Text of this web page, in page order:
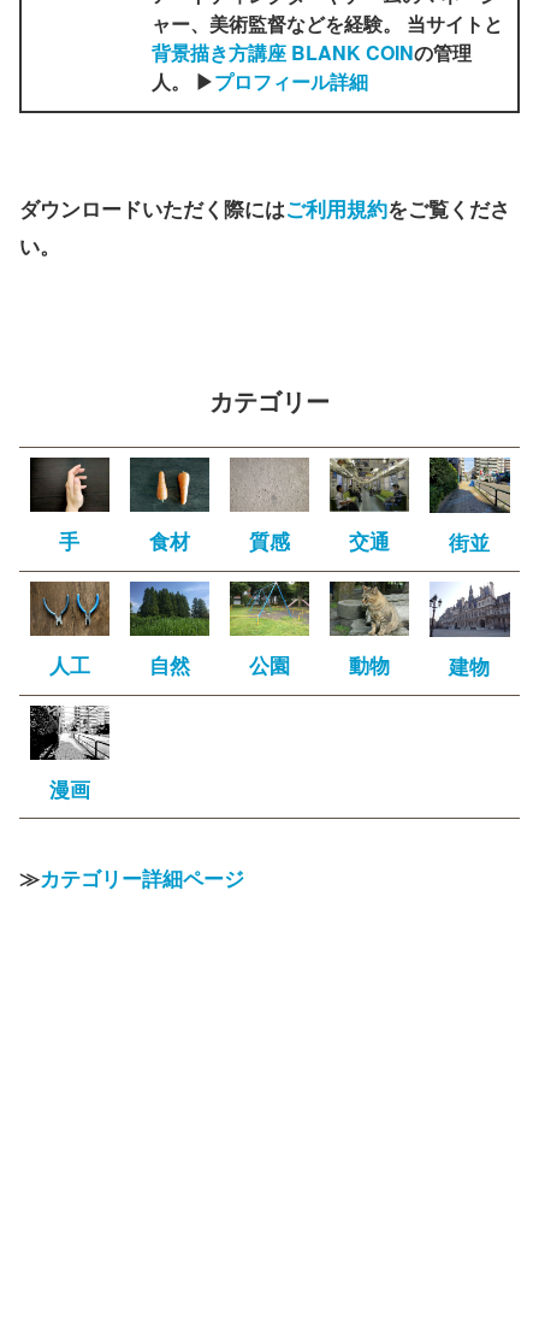
ャー、美術監督などを経験。 当サイトと
背景描き方講座 BLANK COINの管理
人。 ▶プロフィール詳細
ダウンロードいただく際にはご利用規約をご覧くださ
い。
カテゴリー
手 食材 質感 交通 街並
人工 自然 公園 動物 建物
漫画
≫カテゴリー詳細ページ